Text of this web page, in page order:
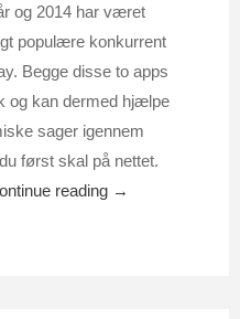
og 2014 har været
populære konkurrent
Begge disse to apps
og kan dermed hjælpe
sager igennem
først skal på nettet.
reading →